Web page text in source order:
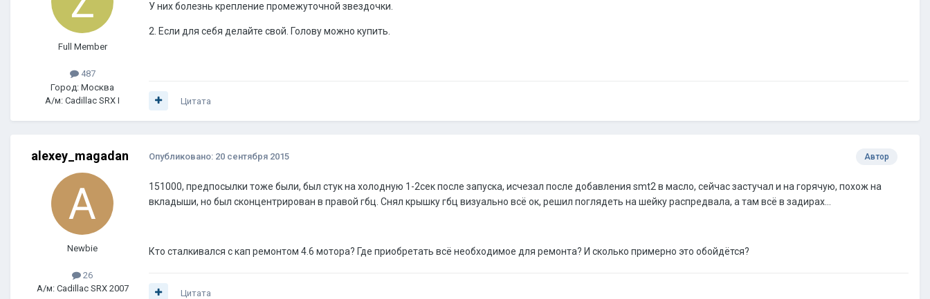
Full Member
487
Город: Москва
А/м: Cadillac SRX I
У них болезнь крепление промежуточной звездочки.
2. Если для себя делайте свой. Голову можно купить.
Цитата
alexey_magadan
Newbie
26
А/м: Cadillac SRX 2007
Автор
Опубликовано: 20 сентября 2015
151000, предпосылки тоже были, был стук на холодную 1-2сек после запуска, исчезал после добавления smt2 в масло, сейчас застучал и на горячую, похож на
вкладыши, но был сконцентрирован в правой гбц. Снял крышку гбц визуально всё ок, решил поглядеть на шейку распредвала, а там всё в задирах...
Кто сталкивался с кап ремонтом 4.6 мотора? Где приобретать всё необходимое для ремонта? И сколько примерно это обойдётся?
Цитата